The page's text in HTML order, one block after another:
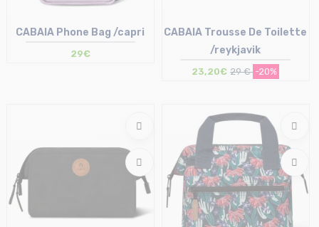
CABAIA Phone Bag /capri
29€
T.U
CABAIA Trousse De Toilette
/reykjavik
23,20€ 29 € -20%